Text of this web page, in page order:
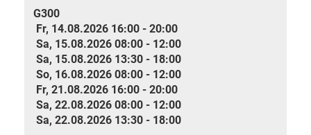
G300
Fr, 14.08.2026 16:00 - 20:00
Sa, 15.08.2026 08:00 - 12:00
Sa, 15.08.2026 13:30 - 18:00
So, 16.08.2026 08:00 - 12:00
Fr, 21.08.2026 16:00 - 20:00
Sa, 22.08.2026 08:00 - 12:00
Sa, 22.08.2026 13:30 - 18:00